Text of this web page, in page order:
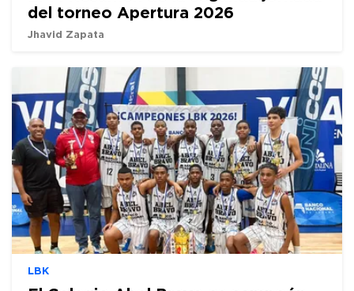
del torneo Apertura 2026
Jhavid Zapata
LBK